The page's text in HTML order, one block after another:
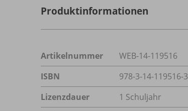
Produktinformationen
Artikelnummer
WEB-14-119516
ISBN
978-3-14-119516-3
Lizenzdauer
1 Schuljahr